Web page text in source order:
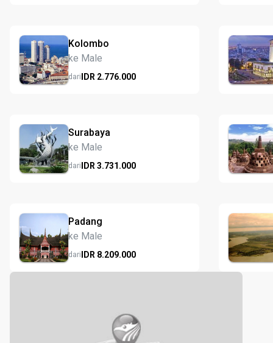
Kolombo
ke Male
dariIDR 2.776.000
Surabaya
ke Male
dariIDR 3.731.000
Padang
ke Male
dariIDR 8.209.000